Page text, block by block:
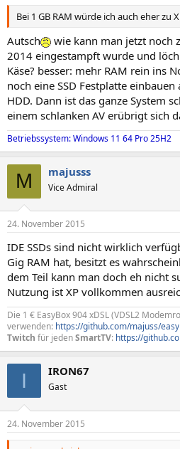
Bei 1 GB RAM würde ich auch eher zu
Autsch
wie kann man jetzt noch
2014 eingestampft wurde und
Käse? besser: mehr RAM rein ins
noch eine SSD Festplatte
HDD. Dann ist das ganze System
einem schlanken AV erübrigt sich
Betriebssystem: Windows 11 64 Pro 25H2
M majusss
Vice Admiral
24. November 2015
IDE SSDs sind nicht wirklich
Gig RAM hat, besitzt es
dem Teil kann man doch eh nicht
Nutzung ist XP vollkommen
Die 1 € EasyBox 904 xDSL (VDSL2
verwenden: https://github.com/majuss/
Twitch für jedenSmartTV: https://
I IRON67
Gast
24. November 2015